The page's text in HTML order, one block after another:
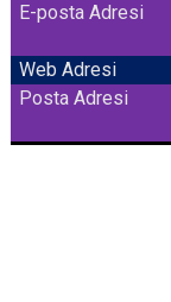
Kocaali
E-posta Adresi
Web Adresi
Posta Adresi